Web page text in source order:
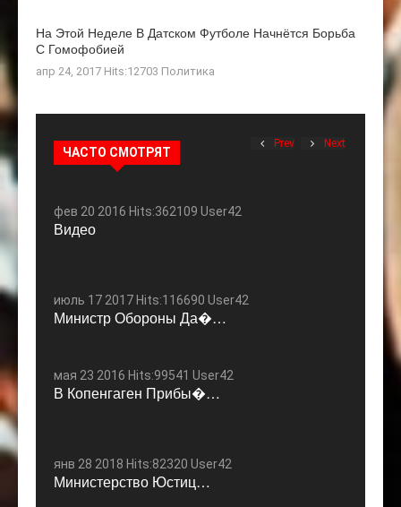
На Этой Неделе В Датском Футболе Начнётся Борьба
С Гомофобией
апр 24, 2017 Hits:12703 Политика
ЧАСТО СМОТРЯТ
Prev Next
фев 20 2016 Hits:362109 User42
Видео
июль 17 2017 Hits:116690 User42
Министр Обороны Да�…
мая 23 2016 Hits:99541 User42
В Копенгаген Прибы�…
янв 28 2018 Hits:82320 User42
Министерство Юстиц…